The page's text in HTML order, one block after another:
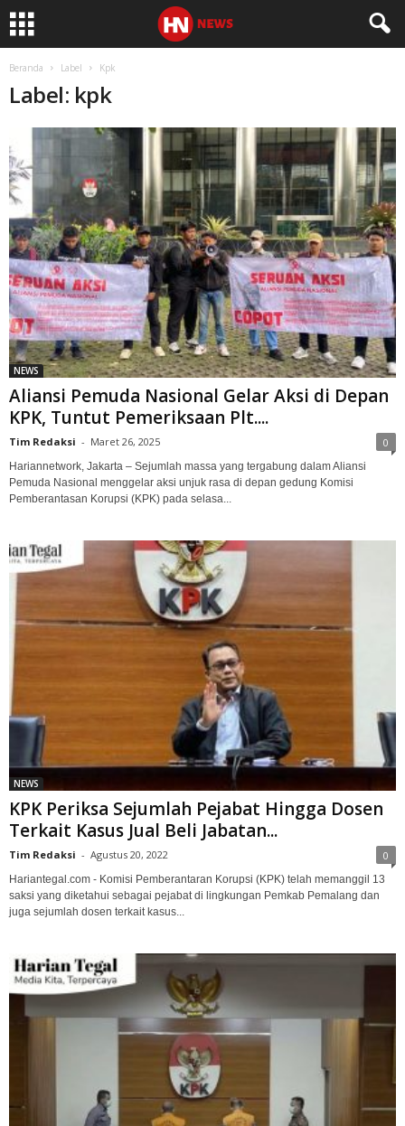
Beranda Label Kpk
Label: kpk
NEWS
Aliansi Pemuda Nasional Gelar Aksi di Depan
KPK, Tuntut Pemeriksaan Plt....
Tim Redaksi - Maret 26, 2025 0
Hariannetwork, Jakarta – Sejumlah massa yang tergabung dalam Aliansi
Pemuda Nasional menggelar aksi unjuk rasa di depan gedung Komisi
Pemberantasan Korupsi (KPK) pada selasa...
NEWS
KPK Periksa Sejumlah Pejabat Hingga Dosen
Terkait Kasus Jual Beli Jabatan...
Tim Redaksi - Agustus 20, 2022 0
Hariantegal.com - Komisi Pemberantaran Korupsi (KPK) telah memanggil 13
saksi yang diketahui sebagai pejabat di lingkungan Pemkab Pemalang dan
juga sejumlah dosen terkait kasus...